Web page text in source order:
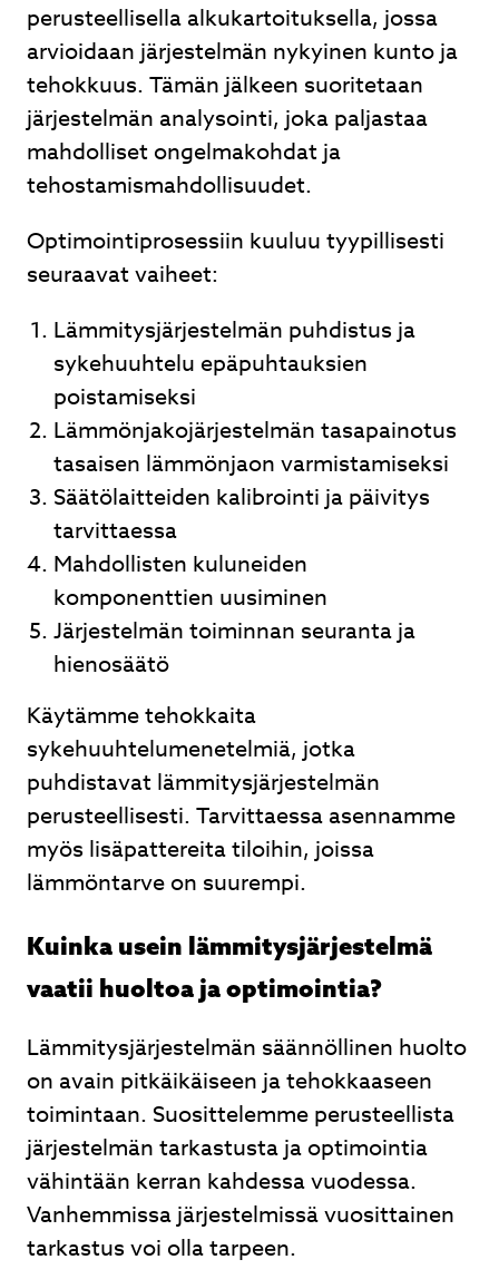
perusteellisella alkukartoituksella, jossa
arvioidaan järjestelmän nykyinen kunto ja
tehokkuus. Tämän jälkeen suoritetaan
järjestelmän analysointi, joka paljastaa
mahdolliset ongelmakohdat ja
tehostamismahdollisuudet.
Optimointiprosessiin kuuluu tyypillisesti
seuraavat vaiheet:
Lämmitysjärjestelmän puhdistus ja
sykehuuhtelu epäpuhtauksien
poistamiseksi
Lämmönjakojärjestelmän tasapainotus
tasaisen lämmönjaon varmistamiseksi
Säätölaitteiden kalibrointi ja päivitys
tarvittaessa
Mahdollisten kuluneiden
komponenttien uusiminen
Järjestelmän toiminnan seuranta ja
hienosäätö
Käytämme tehokkaita
sykehuuhtelumenetelmiä, jotka
puhdistavat lämmitysjärjestelmän
perusteellisesti. Tarvittaessa asennamme
myös lisäpattereita tiloihin, joissa
lämmöntarve on suurempi.
Kuinka usein lämmitysjärjestelmä
vaatii huoltoa ja optimointia?
Lämmitysjärjestelmän säännöllinen huolto
on avain pitkäikäiseen ja tehokkaaseen
toimintaan. Suosittelemme perusteellista
järjestelmän tarkastusta ja optimointia
vähintään kerran kahdessa vuodessa.
Vanhemmissa järjestelmissä vuosittainen
tarkastus voi olla tarpeen.